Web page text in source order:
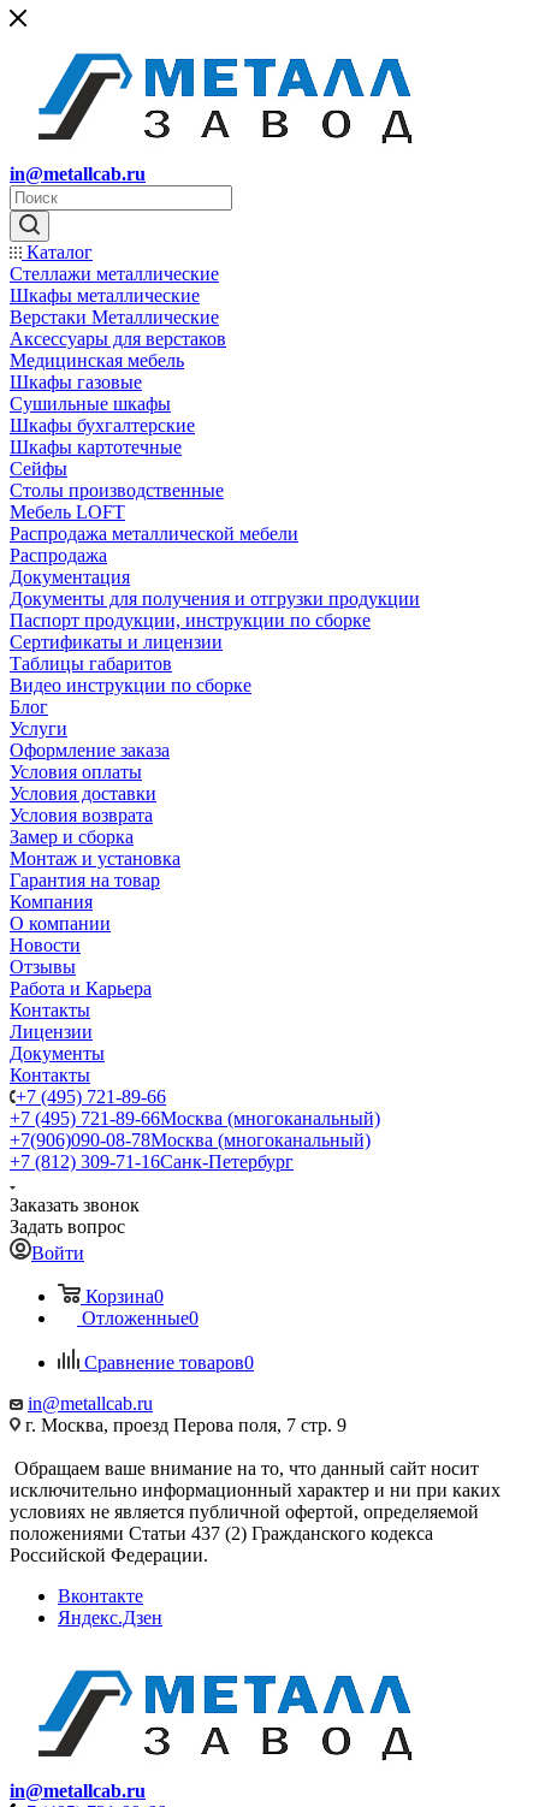
in@metallcab.ru
Каталог
Стеллажи металлические
Шкафы металлические
Верстаки Металлические
Аксессуары для верстаков
Медицинская мебель
Шкафы газовые
Сушильные шкафы
Шкафы бухгалтерские
Шкафы картотечные
Сейфы
Столы производственные
Мебель LOFT
Распродажа металлической мебели
Распродажа
Документация
Документы для получения и отгрузки продукции
Паспорт продукции, инструкции по сборке
Сертификаты и лицензии
Таблицы габаритов
Видео инструкции по сборке
Блог
Услуги
Оформление заказа
Условия оплаты
Условия доставки
Условия возврата
Замер и сборка
Монтаж и установка
Гарантия на товар
Компания
О компании
Новости
Отзывы
Работа и Карьера
Контакты
Лицензии
Документы
Контакты
+7 (495) 721-89-66
+7 (495) 721-89-66Москва (многоканальный)
+7(906)090-08-78Москва (многоканальный)
+7 (812) 309-71-16Санк-Петербург
Заказать звонок
Задать вопрос
Войти
Корзина0
Отложенные0
Сравнение товаров0
in@metallcab.ru
г. Москва, проезд Перова поля, 7 стр. 9
Обращаем ваше внимание на то, что данный сайт носит
исключительно информационный характер и ни при каких
условиях не является публичной офертой, определяемой
положениями Статьи 437 (2) Гражданского кодекса
Российской Федерации.
Вконтакте
Яндекс.Дзен
in@metallcab.ru